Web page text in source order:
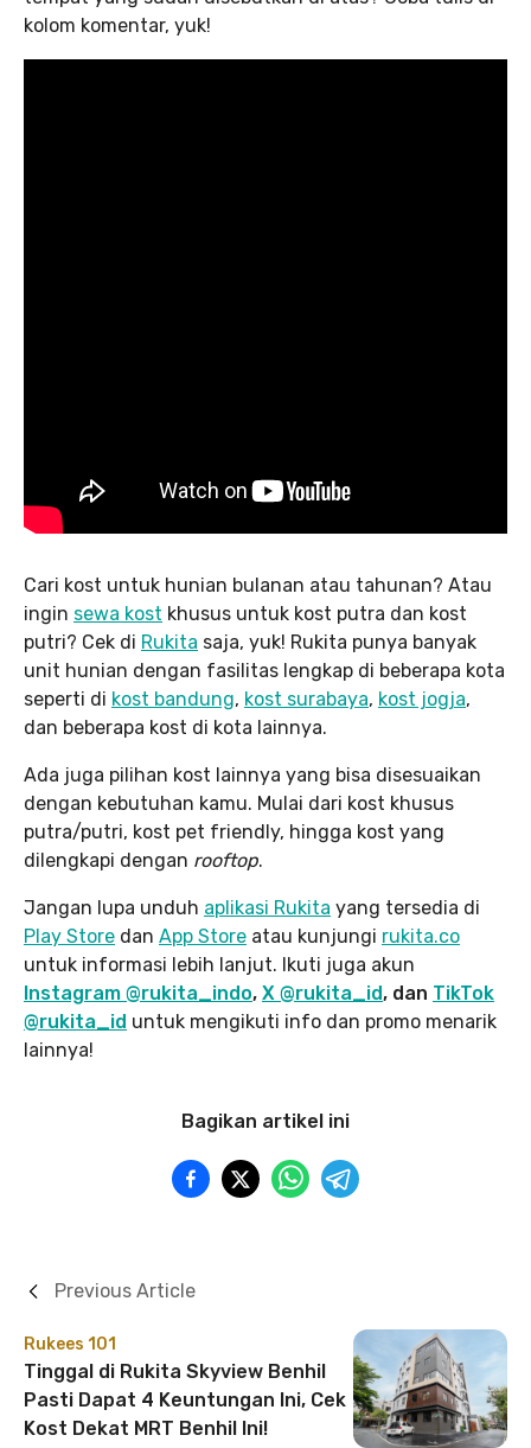
kolom komentar, yuk!
Cari kost untuk hunian bulanan atau tahunan? Atau
ingin sewa kost khusus untuk kost putra dan kost
putri? Cek di Rukita saja, yuk! Rukita punya banyak
unit hunian dengan fasilitas lengkap di beberapa kota
seperti di kost bandung, kost surabaya, kost jogja,
dan beberapa kost di kota lainnya.
Ada juga pilihan kost lainnya yang bisa disesuaikan
dengan kebutuhan kamu. Mulai dari kost khusus
putra/putri, kost pet friendly, hingga kost yang
dilengkapi dengan rooftop.
Jangan lupa unduh aplikasi Rukita yang tersedia di
Play Store dan App Store atau kunjungi rukita.co
untuk informasi lebih lanjut. Ikuti juga akun
Instagram @rukita_indo, X @rukita_id, dan TikTok
@rukita_id untuk mengikuti info dan promo menarik
lainnya!
Bagikan artikel ini
Rukees 101
Tinggal di Rukita Skyview Benhil
Pasti Dapat 4 Keuntungan Ini, Cek
Kost Dekat MRT Benhil Ini!
Previous Article